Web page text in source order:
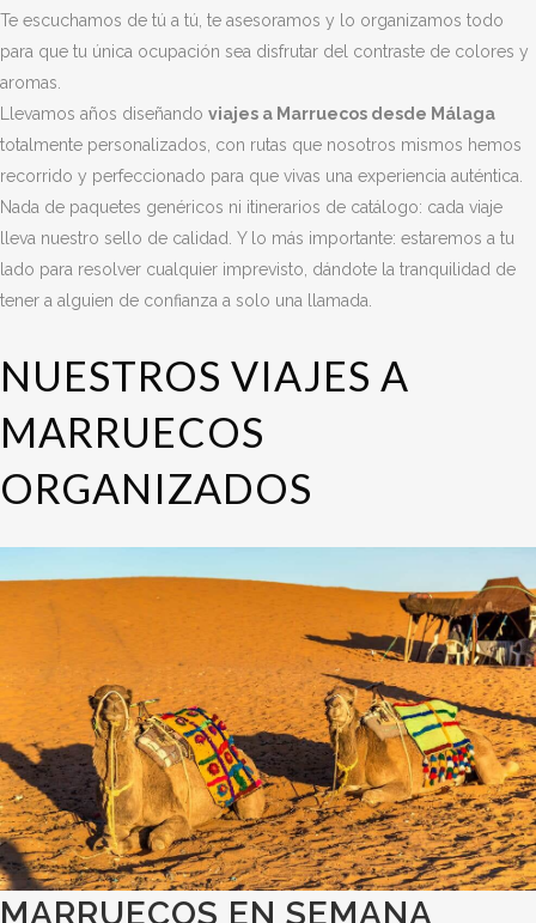
Te escuchamos de tú a tú, te asesoramos y lo organizamos todo
para que tu única ocupación sea disfrutar del contraste de colores y
aromas.
Llevamos años diseñando viajes a Marruecos desde Málaga
totalmente personalizados, con rutas que nosotros mismos hemos
recorrido y perfeccionado para que vivas una experiencia auténtica.
Nada de paquetes genéricos ni itinerarios de catálogo: cada viaje
lleva nuestro sello de calidad. Y lo más importante: estaremos a tu
lado para resolver cualquier imprevisto, dándote la tranquilidad de
tener a alguien de confianza a solo una llamada.
NUESTROS VIAJES A
MARRUECOS
ORGANIZADOS
MARRUECOS EN SEMANA